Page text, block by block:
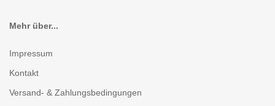
Mehr über...
Impressum
Kontakt
Versand- & Zahlungsbedingungen